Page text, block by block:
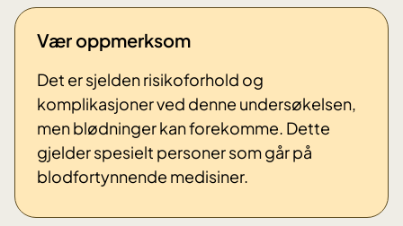
Vær oppmerksom
Det er sjelden risikoforhold og
komplikasjoner ved denne undersøkelsen,
men blødninger kan forekomme. Dette
gjelder spesielt personer som går på
blodfortynnende medisiner.